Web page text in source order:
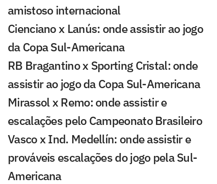
amistoso internacional
Cienciano x Lanús: onde assistir ao jogo
da Copa Sul-Americana
RB Bragantino x Sporting Cristal: onde
assistir ao jogo da Copa Sul-Americana
Mirassol x Remo: onde assistir e
escalações pelo Campeonato Brasileiro
Vasco x Ind. Medellín: onde assistir e
prováveis escalações do jogo pela Sul-
Americana